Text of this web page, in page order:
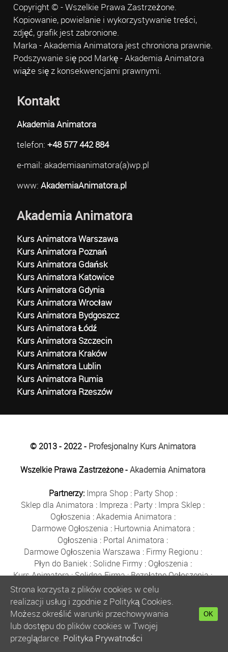
Copyright © - Wszelkie Prawa Zastrzeżone.
Kopiowanie, powielanie i wykorzystywanie treści,
zdjęć, grafik jest zabronione.
Marka - Akademia Animatora jest chroniona prawnie.
Podszywanie się pod Markę - Akademia Animatora
wiąże się z konsekwencjami prawnymi.
Kontakt
Akademia Animatora
telefon: +48 577 442 884
e-mail: akademiaanimatora(a)wp.pl
www: AkademiaAnimatora.pl
Akademia Animatora
Kurs Animatora Warszawa
Kurs Animatora Poznań
Kurs Animatora Gdańsk
Kurs Animatora Katowice
Kurs Animatora Gdynia
Kurs Animatora Wrocław
Kurs Animatora Bydgoszcz
Kurs Animatora Łódź
Kurs Animatora Szczecin
Kurs Animatora Kraków
Kurs Animatora Lublin
Kurs Animatora Rumia
Kurs Animatora Rzeszów
© 2013 - 2022 - Profesjonalny Kurs Animatora
Wszelkie Prawa Zastrzeżone -Akademia Animatora
Partnerzy: Impra Shop : Party Shop :
Sklep dla Animatora : Impreza : Party : Impra Sklep :
Ogłoszenia :Akademia Animatora :
Darmowe Ogłoszenia : Hurtownia Animatora :
Ogłoszenia : Portal Animatora :
Darmowe Ogłoszenia Warszawa : Firmy Regionu :
Płyn do Baniek: Solidne Firmy: Ogłoszenia :
Kurs Animatora:Solidna Firma:Bezpłatne Ogłoszenia:
Animator Czasu Wolnego:
Bezpłatne Ogłoszenia Warszawa:sklep animatora
Bańki Mydlane:Bezpłatne Ogłoszenia
Szkolenie Animatorów:Kurs Animatora
:
Kurs Animatora Warszawa :Rumia
Kurs Animatora Poznań:
Strona korzysta z plików cookies w celu
realizacji usług i zgodnie z Polityką Cookies.
Możesz określić warunki przechowywania
lub dostępu do plików cookies w Twojej
przeglądarce. Polityka Prywatności
OK